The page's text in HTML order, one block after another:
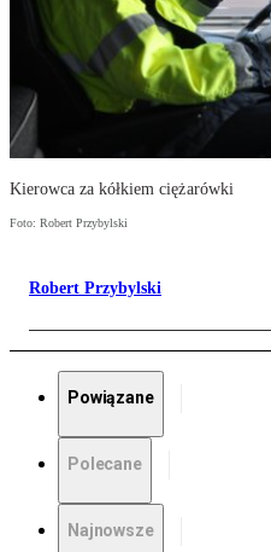
Kierowca za kółkiem ciężarówki
Foto: Robert Przybylski
Robert Przybylski
Powiązane
Polecane
Najnowsze